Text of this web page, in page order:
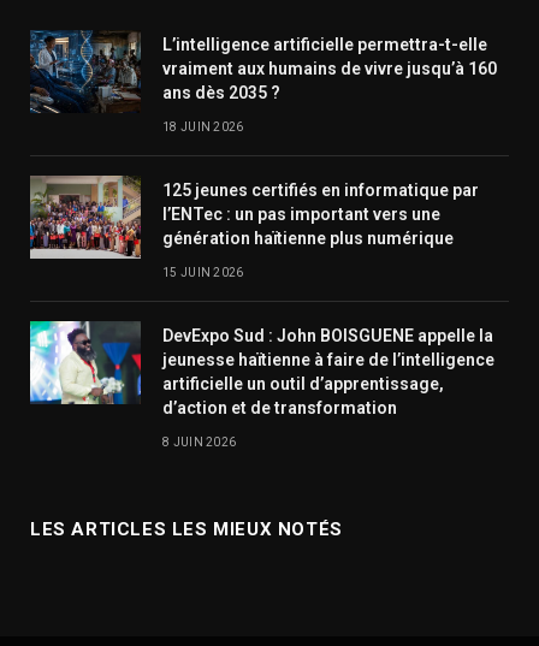
L’intelligence artificielle permettra-t-elle
vraiment aux humains de vivre jusqu’à 160
ans dès 2035 ?
18 JUIN 2026
125 jeunes certifiés en informatique par
l’ENTec : un pas important vers une
génération haïtienne plus numérique
15 JUIN 2026
DevExpo Sud : John BOISGUENE appelle la
jeunesse haïtienne à faire de l’intelligence
artificielle un outil d’apprentissage,
d’action et de transformation
8 JUIN 2026
LES ARTICLES LES MIEUX NOTÉS